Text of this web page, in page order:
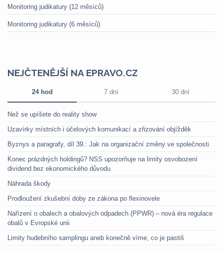
Monitoring judikatury (12 měsíců)
Monitoring judikatury (6 měsíců)
NEJČTENĚJŠÍ NA EPRAVO.CZ
24 hod 7 dní 30 dní
Než se upíšete do reality show
Uzavírky místních i účelových komunikací a zřizování objížděk
Byznys a paragrafy, díl 39.: Jak na organizační změny ve společnosti
Konec prázdných holdingů? NSS upozorňuje na limity osvobození
dividend bez ekonomického důvodu
Náhrada škody
Prodloužení zkušební doby ze zákona po flexinovele
Nařízení o obalech a obalových odpadech (PPWR) – nová éra regulace
obalů v Evropské unii
Limity hudebního samplingu aneb konečně víme, co je pastiš